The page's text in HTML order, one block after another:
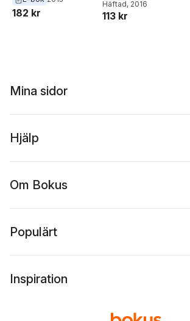
182 kr
Häftad, 2016
113 kr
Mina sidor
Hjälp
Om Bokus
Populärt
Inspiration